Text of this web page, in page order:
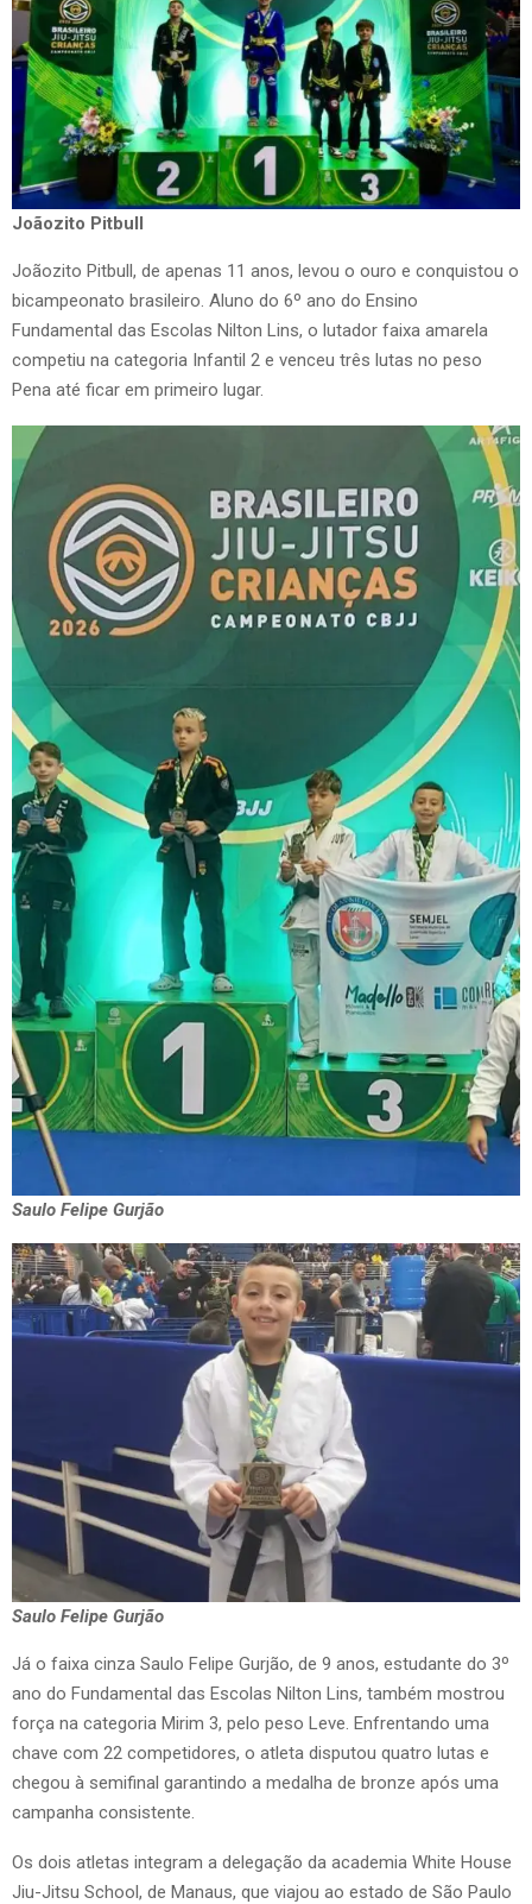
Joãozito Pitbull
Joãozito Pitbull, de apenas 11 anos, levou o ouro e conquistou o
bicampeonato brasileiro. Aluno do 6º ano do Ensino
Fundamental das Escolas Nilton Lins, o lutador faixa amarela
competiu na categoria Infantil 2 e venceu três lutas no peso
Pena até ficar em primeiro lugar.
Saulo Felipe Gurjão
Saulo Felipe Gurjão
Já o faixa cinza Saulo Felipe Gurjão, de 9 anos, estudante do 3º
ano do Fundamental das Escolas Nilton Lins, também mostrou
força na categoria Mirim 3, pelo peso Leve. Enfrentando uma
chave com 22 competidores, o atleta disputou quatro lutas e
chegou à semifinal garantindo a medalha de bronze após uma
campanha consistente.
Os dois atletas integram a delegação da academia White House
Jiu-Jitsu School, de Manaus, que viajou ao estado de São Paulo